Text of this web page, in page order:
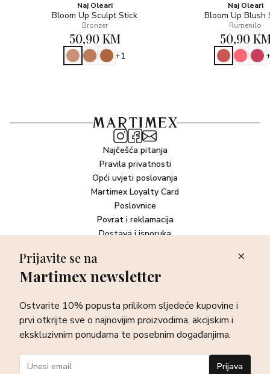
Naj Oleari
Bloom Up Sculpt Stick
Bronzer
50,90 KM
+1
Naj Oleari
Bloom Up Blush
Rumenilo
50,90
Najčešća pitanja
Pravila privatnosti
Opći uvjeti poslovanja
Martimex Loyalty Card
Poslovnice
Povrat i reklamacija
Dostava i isporuka
Newsletter
sve o najnovijim proizvodima, akcijskim i ekskluzivnim
ponudama te posebnim događanjima.
Prijava
Prijavite se na
Martimex newsletter
Ostvarite 10% popusta prilikom sljedeće kupovine i
prvi otkrijte sve o najnovijim proizvodima, akcijskim i
ekskluzivnim ponudama te posebnim događanjima.
Prijava